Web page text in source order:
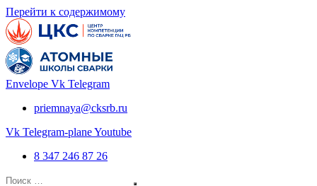
Перейти к содержимому
Envelope Vk Telegram
priemnaya@cksrb.ru
Vk Telegram-planeYoutube
8 347 246 87 26